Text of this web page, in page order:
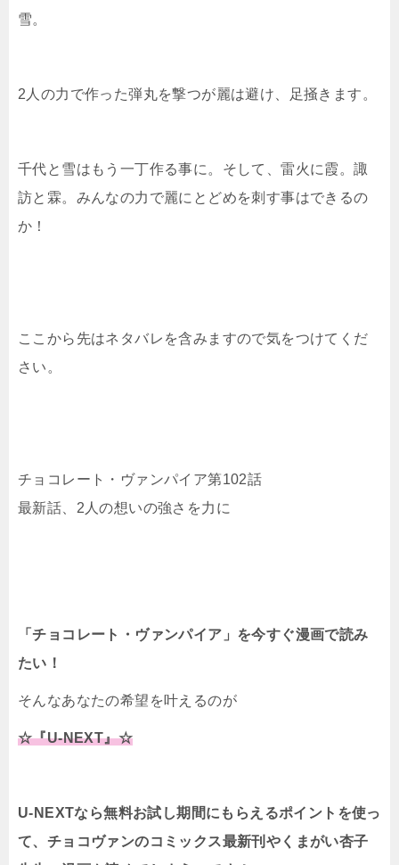
雪。
2人の力で作った弾丸を撃つが麗は避け、足掻きます。
千代と雪はもう一丁作る事に。そして、雷火に霞。諏
訪と霖。みんなの力で麗にとどめを刺す事はできるの
か！
ここから先はネタバレを含みますので気をつけてくだ
さい。
チョコレート・ヴァンパイア第102話
最新話、2人の想いの強さを力に
「チョコレート・ヴァンパイア」を今すぐ漫画で読み
たい！
そんなあなたの希望を叶えるのが
☆『U-NEXT』☆
U-NEXTなら無料お試し期間にもらえるポイントを使っ
て、チョコヴァンのコミックス最新刊やくまがい杏子